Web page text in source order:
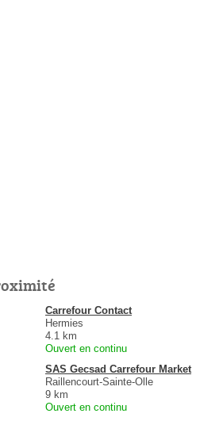
Carrefour Contact
Hermies
4.1 km
Ouvert en continu
SAS Gecsad Carrefour Market
Raillencourt-Sainte-Olle
9 km
Ouvert en continu